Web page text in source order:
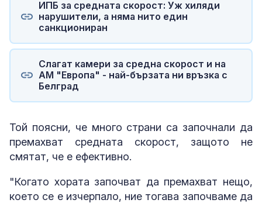
ИПБ за средната скорост: Уж хиляди
нарушители, а няма нито един
санкциониран
Слагат камери за средна скорост и на
АМ "Европа" - най-бързата ни връзка с
Белград
Той поясни, че много страни са започнали да
премахват средната скорост, защото не
смятат, че е ефективно.
"Когато хората започват да премахват нещо,
което се е изчерпало, ние тогава започваме да